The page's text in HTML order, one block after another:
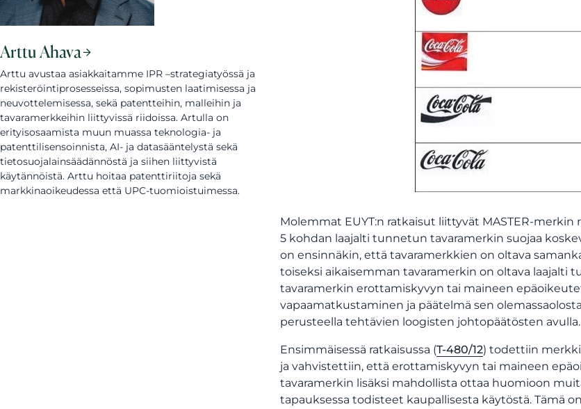
Arttu Ahava
Arttu avustaa asiakkaitamme IPR –strategiatyössä ja
rekisteröintiprosesseissa, sopimusten laatimisessa ja
neuvottelemisessa, sekä patentteihin, malleihin ja
tavaramerkkeihin liittyvissä riidoissa. Artulla on
erityisosaamista muun muassa teknologia- ja
patenttilisensoinnista, AI- ja datasääntelystä sekä
tietosuojalainsäädännöstä ja siihen liittyvistä
käytännöistä. Arttu hoitaa patenttiriitoja sekä
markkinaoikeudessa että UPC-tuomioistuimessa.
Molemmat EUYT:n ratkaisut liittyvät MASTER-
5 kohdan laajalti tunnetun tavaramerkin suojaa
on ensinnäkin, että tavaramerkkien on oltava
toiseksi aikaisemman tavaramerkin on oltava laajalti
tavaramerkin erottamiskyvyn tai maineen
vapaamatkustaminen ja päätelmä sen
perusteella tehtävien loogisten johtopäätösten avulla.
Ensimmäisessä ratkaisussa (T-480/12) todettiin
ja vahvistettiin, että erottamiskyvyn tai maineen
tavaramerkin lisäksi mahdollista ottaa huomioon
tapauksessa todisteet kaupallisesta käytöstä. Tämä